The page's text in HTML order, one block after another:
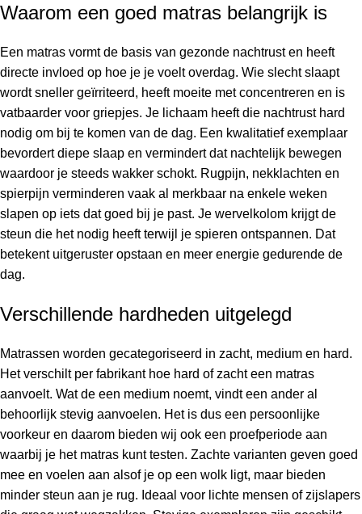
Waarom een goed matras belangrijk is
Een matras vormt de basis van gezonde nachtrust en heeft
directe invloed op hoe je je voelt overdag. Wie slecht slaapt
wordt sneller geïrriteerd, heeft moeite met concentreren en is
vatbaarder voor griepjes. Je lichaam heeft die nachtrust hard
nodig om bij te komen van de dag. Een kwalitatief exemplaar
bevordert diepe slaap en vermindert dat nachtelijk bewegen
waardoor je steeds wakker schokt. Rugpijn, nekklachten en
spierpijn verminderen vaak al merkbaar na enkele weken
slapen op iets dat goed bij je past. Je wervelkolom krijgt de
steun die het nodig heeft terwijl je spieren ontspannen. Dat
betekent uitgeruster opstaan en meer energie gedurende de
dag.
Verschillende hardheden uitgelegd
Matrassen worden gecategoriseerd in zacht, medium en hard.
Het verschilt per fabrikant hoe hard of zacht een matras
aanvoelt. Wat de een medium noemt, vindt een ander al
behoorlijk stevig aanvoelen. Het is dus een persoonlijke
voorkeur en daarom bieden wij ook een proefperiode aan
waarbij je het matras kunt testen. Zachte varianten geven goed
mee en voelen aan alsof je op een wolk ligt, maar bieden
minder steun aan je rug. Ideaal voor lichte mensen of zijslapers